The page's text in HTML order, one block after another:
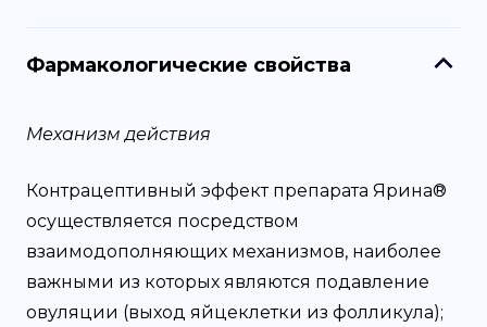
Фармакологические свойства
Механизм действия
Контрацептивный эффект препарата Ярина®
осуществляется посредством
взаимодополняющих механизмов, наиболее
важными из которых являются подавление
овуляции (выход яйцеклетки из фолликула);